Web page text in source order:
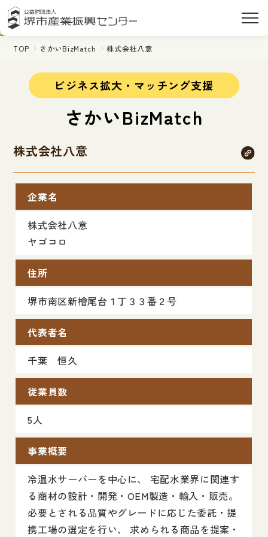
TOP さかいBizMatch 株式会社八意
ビジネス拡大・マッチング支援
さかいBizMatch
株式会社八意
企業名
株式会社八意
ヤゴコロ
住所
堺市南区新檜尾台１丁３３番２号
代表者名
千葉 恒久
従業員数
5人
事業概要
冷温水サーバーを中心に、 宅配水業界に関連す
る商材の設計・開発・OEM製造・輸入・販売。
必要とされる品質やグレードに応じた委託・提
携工場の選定を行い、 求められる商品を提案・